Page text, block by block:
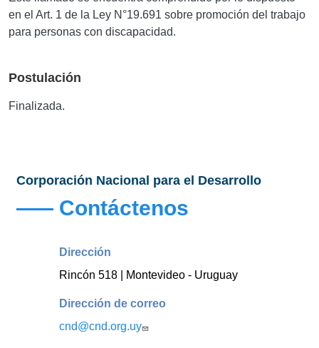
en el Art. 1 de la Ley N°19.691 sobre promoción del trabajo
para personas con discapacidad.
Postulación
Finalizada.
Corporación Nacional para el Desarrollo
Contáctenos
Dirección
Rincón 518 | Montevideo - Uruguay
Dirección de correo
cnd@cnd.org.uy